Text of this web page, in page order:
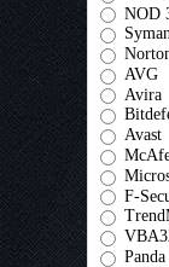
NOD
AVG
Avira
Avast
F-
Panda